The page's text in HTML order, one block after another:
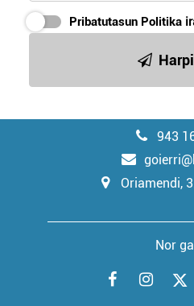
Pribatutasun Politika
943
Oriamendi,
Nor